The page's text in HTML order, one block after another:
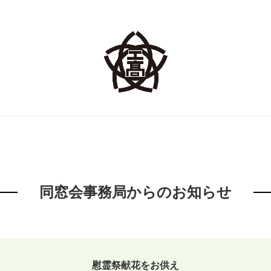
同窓会事務局からのお知らせ
慰霊祭献花をお供え